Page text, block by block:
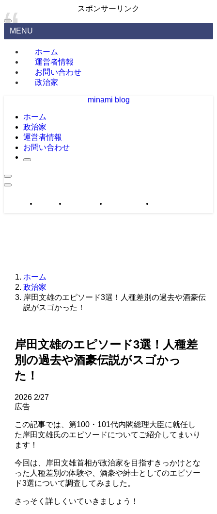
スポンサーリンク
MENU
ホーム
運営者情報
お問い合わせ
政治家
minami blog
ホーム
政治家
運営者情報
お問い合わせ
政治家 運営者情報 お問い合わせ
ホーム
政治家
岸田文雄のエピソード3選！人種差別の過去や酒豪伝
説がスゴかった！
岸田文雄のエピソード3選！人種差
別の過去や酒豪伝説がスゴかっ
た！
2026 2/27
広告
この記事では、第100・101代内閣総理大臣に就任し
た岸田文雄氏のエピソードについてご紹介してまいり
ます！
今回は、岸田文雄首相が政治家を目指すきっかけとな
った人種差別の体験や、酒豪や紳士としてのエピソー
ド3選について調査してみました。
さっそく詳しくいていきましょう！